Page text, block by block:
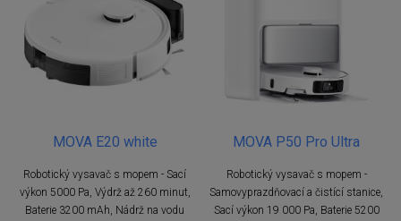
MOVA E20 white
Robotický vysavač s mopem - Sací
výkon 5000 Pa, Výdrž až 260 minut,
Baterie 3200 mAh, Nádrž na vodu
MOVA P50 Pro Ultra
Robotický vysavač s mopem -
Samovyprazdňovací a čistící stanice,
Sací výkon 19 000 Pa, Baterie 5200